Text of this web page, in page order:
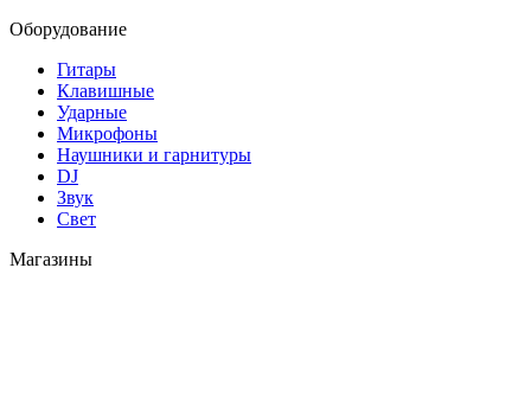
Оборудование
Гитары
Клавишные
Ударные
Микрофоны
Наушники и гарнитуры
DJ
Звук
Свет
Магазины